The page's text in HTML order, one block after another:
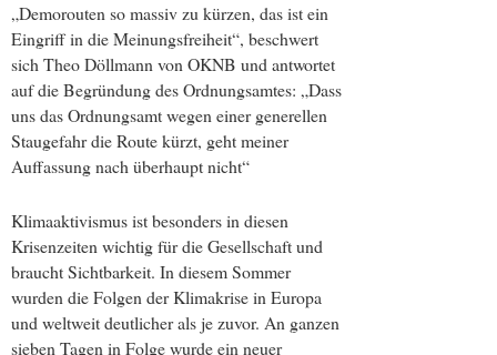
„Demorouten so massiv zu kürzen, das ist ein
Eingriff in die Meinungsfreiheit“, beschwert
sich Theo Döllmann von OKNB und antwortet
auf die Begründung des Ordnungsamtes: „Dass
uns das Ordnungsamt wegen einer generellen
Staugefahr die Route kürzt, geht meiner
Auffassung nach überhaupt nicht“
Klimaaktivismus ist besonders in diesen
Krisenzeiten wichtig für die Gesellschaft und
braucht Sichtbarkeit. In diesem Sommer
wurden die Folgen der Klimakrise in Europa
und weltweit deutlicher als je zuvor. An ganzen
sieben Tagen in Folge wurde ein neuer